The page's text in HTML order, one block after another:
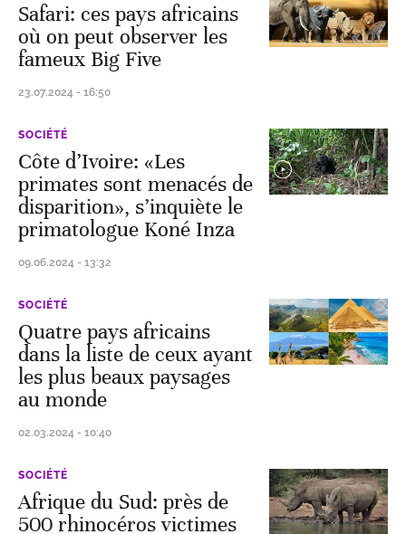
Safari: ces pays africains
où on peut observer les
fameux Big Five
23.07.2024 - 16:50
SOCIÉTÉ
Côte d’Ivoire: «Les
primates sont menacés de
disparition», s’inquiète le
primatologue Koné Inza
09.06.2024 - 13:32
SOCIÉTÉ
Quatre pays africains
dans la liste de ceux ayant
les plus beaux paysages
au monde
02.03.2024 - 10:40
SOCIÉTÉ
Afrique du Sud: près de
500 rhinocéros victimes